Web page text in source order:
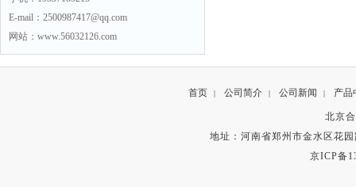
E-mail：2500987417@qq.com
网站：www.56032126.com
首页 | 公司简介 | 公司新闻 | 产品
北京
地址：河南省郑州市金水区花
京ICP备